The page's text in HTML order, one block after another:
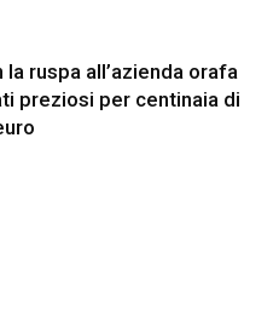
ruspa all’azienda orafa
preziosi per centinaia di